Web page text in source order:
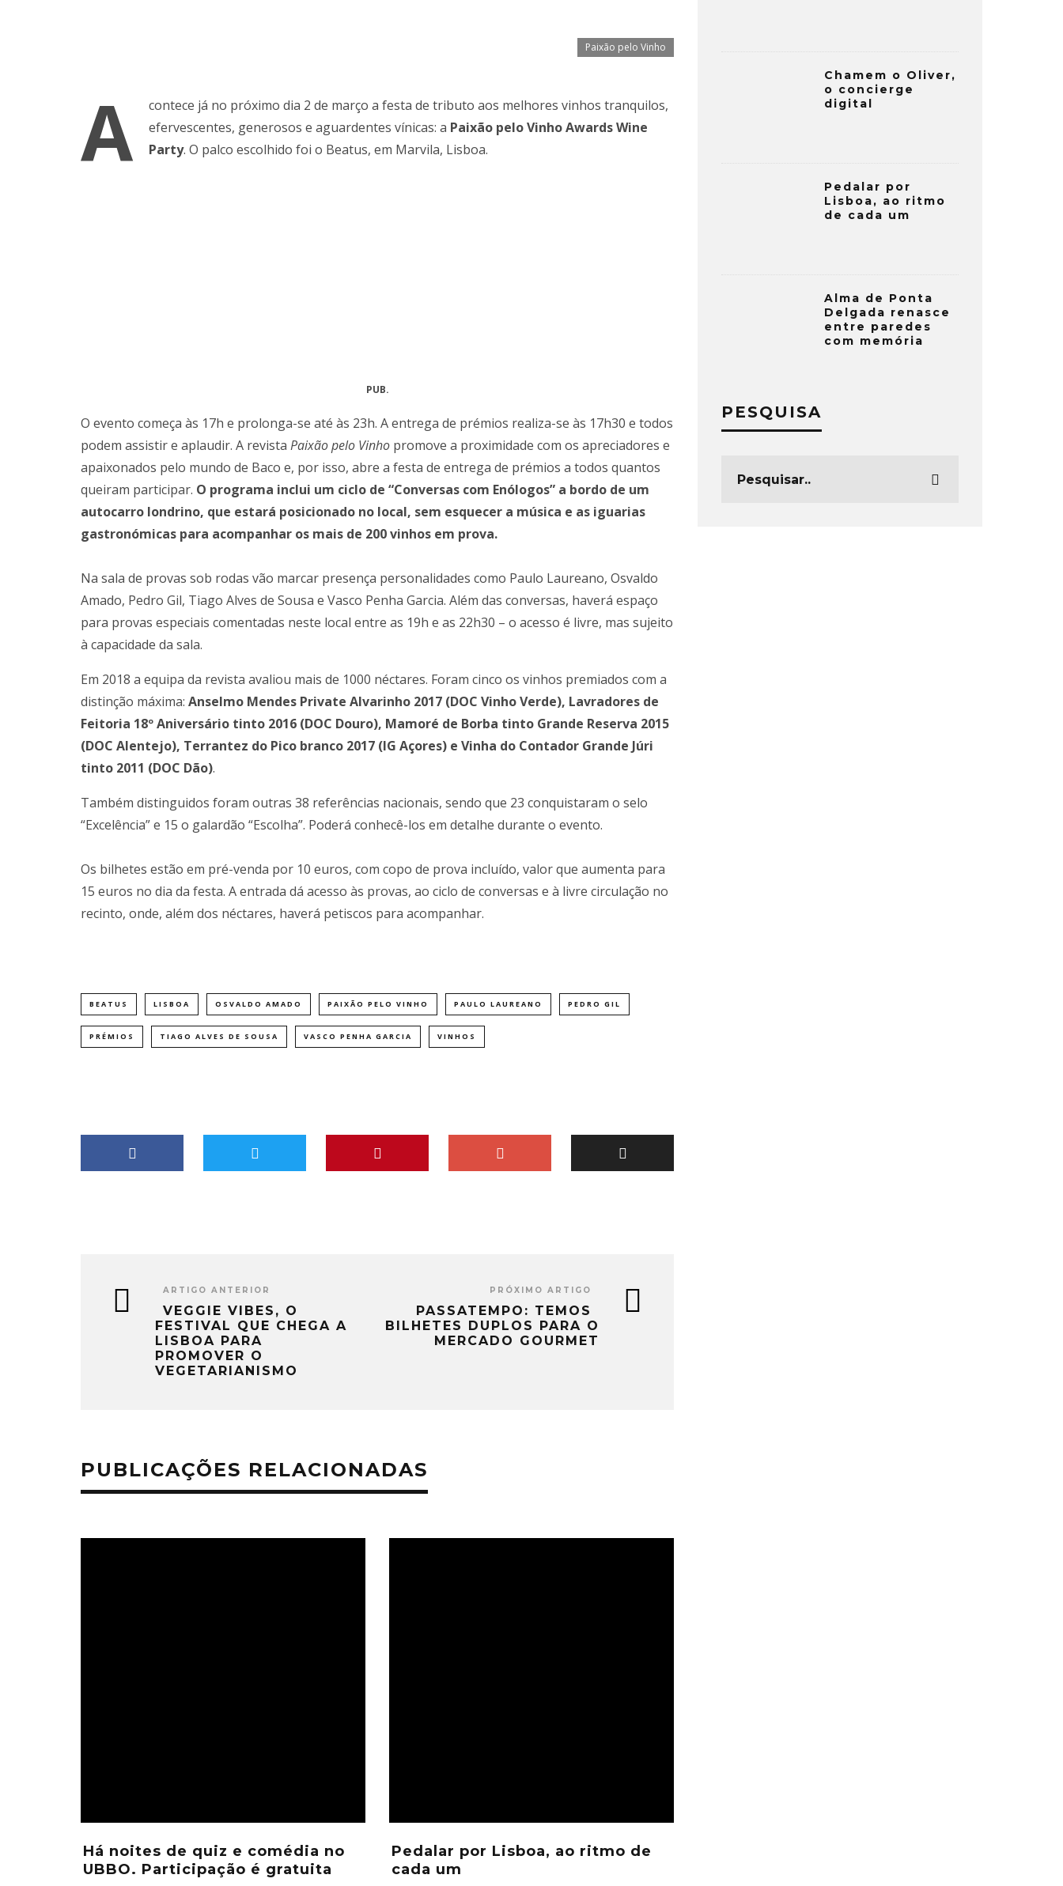
Paixão pelo Vinho
A
contece já no próximo dia 2 de março a festa de tributo aos melhores vinhos tranquilos,
efervescentes, generosos e aguardentes vínicas: a Paixão pelo Vinho Awards Wine
Party. O palco escolhido foi o Beatus, em Marvila, Lisboa.
PUB.
O evento começa às 17h e prolonga-se até às 23h. A entrega de prémios realiza-se às 17h30 e todos
podem assistir e aplaudir. A revista Paixão pelo Vinho promove a proximidade com os apreciadores e
apaixonados pelo mundo de Baco e, por isso, abre a festa de entrega de prémios a todos quantos
queiram participar. O programa inclui um ciclo de “Conversas com Enólogos” a bordo de um
autocarro londrino, que estará posicionado no local, sem esquecer a música e as iguarias
gastronómicas para acompanhar os mais de 200 vinhos em prova.
Na sala de provas sob rodas vão marcar presença personalidades como Paulo Laureano, Osvaldo
Amado, Pedro Gil, Tiago Alves de Sousa e Vasco Penha Garcia. Além das conversas, haverá espaço
para provas especiais comentadas neste local entre as 19h e as 22h30 – o acesso é livre, mas sujeito
à capacidade da sala.
Em 2018 a equipa da revista avaliou mais de 1000 néctares. Foram cinco os vinhos premiados com a
distinção máxima: Anselmo Mendes Private Alvarinho 2017 (DOC Vinho Verde), Lavradores de
Feitoria 18º Aniversário tinto 2016 (DOC Douro), Mamoré de Borba tinto Grande Reserva 2015
(DOC Alentejo), Terrantez do Pico branco 2017 (IG Açores) e Vinha do Contador Grande Júri
tinto 2011 (DOC Dão).
Também distinguidos foram outras 38 referências nacionais, sendo que 23 conquistaram o selo
“Excelência” e 15 o galardão “Escolha”. Poderá conhecê-los em detalhe durante o evento.
Os bilhetes estão em pré-venda por 10 euros, com copo de prova incluído, valor que aumenta para
15 euros no dia da festa. A entrada dá acesso às provas, ao ciclo de conversas e à livre circulação no
recinto, onde, além dos néctares, haverá petiscos para acompanhar.
BEATUS LISBOA OSVALDO AMADO PAIXÃO PELO VINHO PAULO LAUREANO PEDRO GIL
PRÉMIOS TIAGO ALVES DE SOUSA VASCO PENHA GARCIA VINHOS
ARTIGO ANTERIOR
VEGGIE VIBES, O
FESTIVAL QUE CHEGA A
LISBOA PARA
PROMOVER O
VEGETARIANISMO
PRÓXIMO ARTIGO
PASSATEMPO: TEMOS
BILHETES DUPLOS PARA O
MERCADO GOURMET
PUBLICAÇÕES RELACIONADAS
Há noites de quiz e comédia no
UBBO. Participação é gratuita
Pedalar por Lisboa, ao ritmo de
cada um
Chamem o Oliver,
o concierge
digital
Pedalar por
Lisboa, ao ritmo
de cada um
Alma de Ponta
Delgada renasce
entre paredes
com memória
PESQUISA